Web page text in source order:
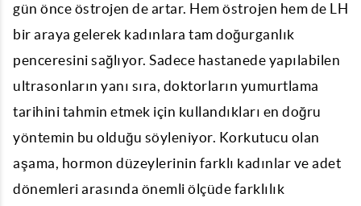
gün önce östrojen de artar. Hem östrojen hem de LH
bir araya gelerek kadınlara tam doğurganlık
penceresini sağlıyor. Sadece hastanede yapılabilen
ultrasonların yanı sıra, doktorların yumurtlama
tarihini tahmin etmek için kullandıkları en doğru
yöntemin bu olduğu söyleniyor. Korkutucu olan
aşama, hormon düzeylerinin farklı kadınlar ve adet
dönemleri arasında önemli ölçüde farklılık